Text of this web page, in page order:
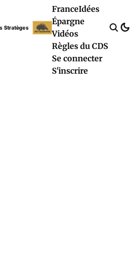
FranceIdées
Épargne
Vidéos
Règles du CDS
Se connecter
S'inscrire